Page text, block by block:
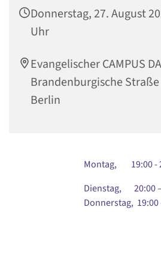
Donnerstag, 27. August
Uhr
Evangelischer CAMPUS
Brandenburgische Straße
Berlin
Montag, 19:00 -
Dienstag, 20:00
Donnerstag, 19:00